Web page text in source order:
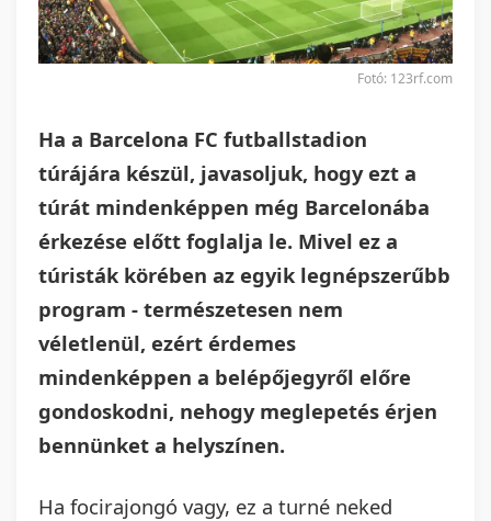
Fotó: 123rf.com
Ha a Barcelona FC futballstadion
túrájára készül, javasoljuk, hogy ezt a
túrát mindenképpen még Barcelonába
érkezése előtt foglalja le. Mivel ez a
túristák körében az egyik legnépszerűbb
program - természetesen nem
véletlenül, ezért érdemes
mindenképpen a belépőjegyről előre
gondoskodni, nehogy meglepetés érjen
bennünket a helyszínen.
Ha focirajongó vagy, ez a turné neked